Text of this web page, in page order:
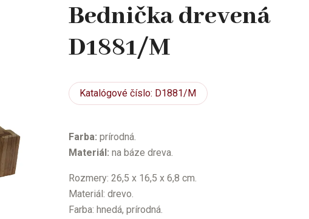
Bednička drevená
D1881/M
Katalógové číslo: D1881/M
Farba: prírodná.
Materiál: na báze dreva.
Rozmery: 26,5 x 16,5 x 6,8 cm.
Materiál: drevo.
Farba: hnedá, prírodná.